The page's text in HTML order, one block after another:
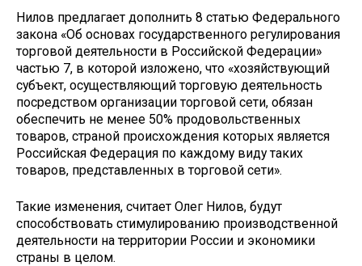
Нилов предлагает дополнить 8 статью Федерального
закона «Об основах государственного регулирования
торговой деятельности в Российской Федерации»
частью 7, в которой изложено, что «хозяйствующий
субъект, осуществляющий торговую деятельность
посредством организации торговой сети, обязан
обеспечить не менее 50% продовольственных
товаров, страной происхождения которых является
Российская Федерация по каждому виду таких
товаров, представленных в торговой сети».
Такие изменения, считает Олег Нилов, будут
способствовать стимулированию производственной
деятельности на территории России и экономики
страны в целом.